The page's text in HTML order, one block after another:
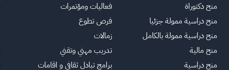
منح دكتوراة
منح دراسية ممولة جزئيا
منح دراسية ممولة بالكامل
منح مالية
منح دراسية
فعاليات ومؤتمرات
فرص تطوع
زمالات
تدريب مهني وتقني
برامج تبادل ثقافي و اقامات